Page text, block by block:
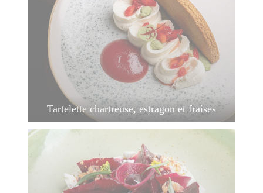
Tartelette chartreuse, estragon et fraises